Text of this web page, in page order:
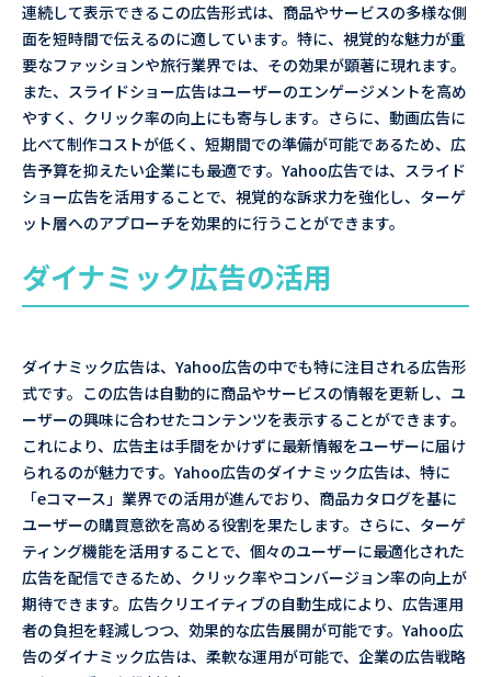
連続して表示できるこの広告形式は、商品やサービスの多様な側
面を短時間で伝えるのに適しています。特に、視覚的な魅力が重
要なファッションや旅行業界では、その効果が顕著に現れます。
また、スライドショー広告はユーザーのエンゲージメントを高め
やすく、クリック率の向上にも寄与します。さらに、動画広告に
比べて制作コストが低く、短期間での準備が可能であるため、広
告予算を抑えたい企業にも最適です。Yahoo広告では、スライド
ショー広告を活用することで、視覚的な訴求力を強化し、ターゲ
ット層へのアプローチを効果的に行うことができます。
ダイナミック広告の活用
ダイナミック広告は、Yahoo広告の中でも特に注目される広告形
式です。この広告は自動的に商品やサービスの情報を更新し、ユ
ーザーの興味に合わせたコンテンツを表示することができます。
これにより、広告主は手間をかけずに最新情報をユーザーに届け
られるのが魅力です。Yahoo広告のダイナミック広告は、特に
「eコマース」業界での活用が進んでおり、商品カタログを基に
ユーザーの購買意欲を高める役割を果たします。さらに、ターゲ
ティング機能を活用することで、個々のユーザーに最適化された
広告を配信できるため、クリック率やコンバージョン率の向上が
期待できます。広告クリエイティブの自動生成により、広告運用
者の負担を軽減しつつ、効果的な広告展開が可能です。Yahoo広
告のダイナミック広告は、柔軟な運用が可能で、企業の広告戦略